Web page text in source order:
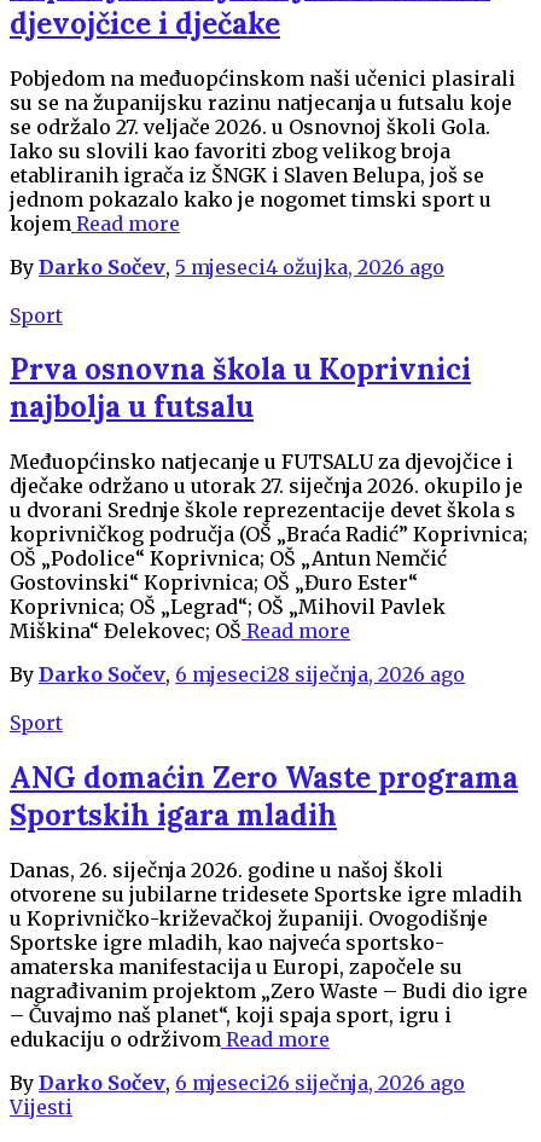
djevojčice i dječake
Pobjedom na međuopćinskom naši učenici plasirali
su se na županijsku razinu natjecanja u futsalu koje
se održalo 27. veljače 2026. u Osnovnoj školi Gola.
Iako su slovili kao favoriti zbog velikog broja
etabliranih igrača iz ŠNGK i Slaven Belupa, još se
jednom pokazalo kako je nogomet timski sport u
kojem Read more
By Darko Sočev, 5 mjeseci4 ožujka, 2026 ago
Sport
Prva osnovna škola u Koprivnici
najbolja u futsalu
Međuopćinsko natjecanje u FUTSALU za djevojčice i
dječake održano u utorak 27. siječnja 2026. okupilo je
u dvorani Srednje škole reprezentacije devet škola s
koprivničkog područja (OŠ „Braća Radić” Koprivnica;
OŠ „Podolice“ Koprivnica; OŠ „Antun Nemčić
Gostovinski“ Koprivnica; OŠ „Đuro Ester“
Koprivnica; OŠ „Legrad“; OŠ „Mihovil Pavlek
Miškina“ Đelekovec; OŠ Read more
By Darko Sočev, 6 mjeseci28 siječnja, 2026 ago
Sport
ANG domaćin Zero Waste programa
Sportskih igara mladih
Danas, 26. siječnja 2026. godine u našoj školi
otvorene su jubilarne tridesete Sportske igre mladih
u Koprivničko-križevačkoj županiji. Ovogodišnje
Sportske igre mladih, kao najveća sportsko-
amaterska manifestacija u Europi, započele su
nagrađivanim projektom „Zero Waste – Budi dio igre
– Čuvajmo naš planet“, koji spaja sport, igru i
edukaciju o održivom Read more
By Darko Sočev, 6 mjeseci26 siječnja, 2026 ago
Vijesti